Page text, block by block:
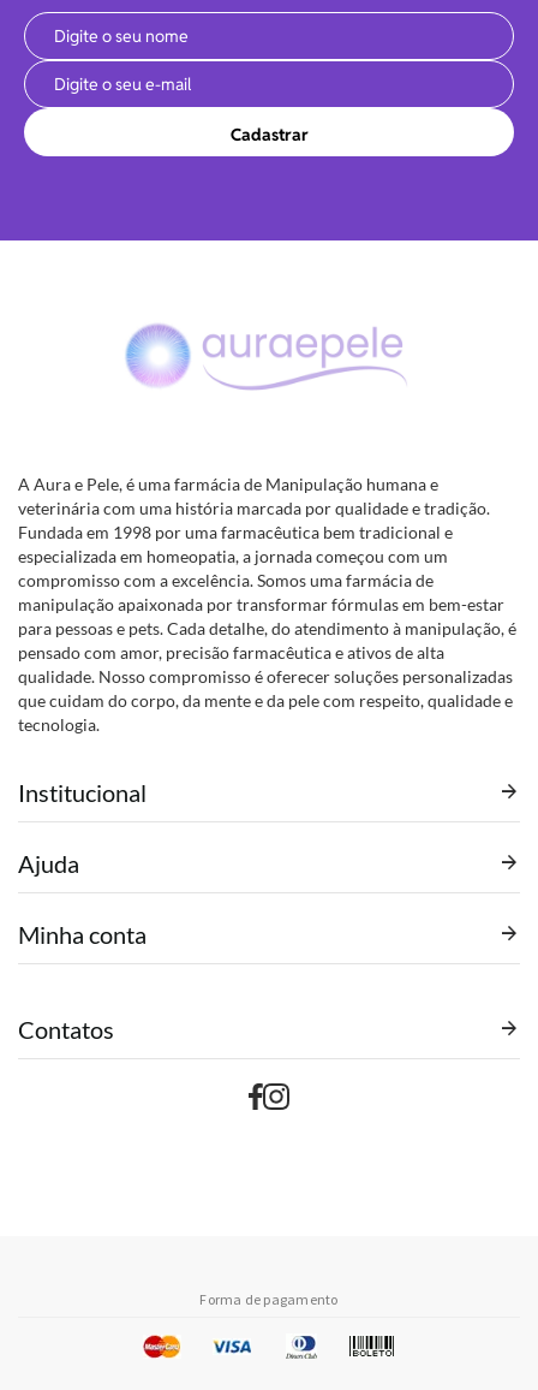
Cadastrar
A Aura e Pele, é uma farmácia de Manipulação humana e
veterinária com uma história marcada por qualidade e tradição.
Fundada em 1998 por uma farmacêutica bem tradicional e
especializada em homeopatia, a jornada começou com um
compromisso com a excelência. Somos uma farmácia de
manipulação apaixonada por transformar fórmulas em bem-estar
para pessoas e pets. Cada detalhe, do atendimento à manipulação, é
pensado com amor, precisão farmacêutica e ativos de alta
qualidade. Nosso compromisso é oferecer soluções personalizadas
que cuidam do corpo, da mente e da pele com respeito, qualidade e
tecnologia.
Institucional
Ajuda
Minha conta
Contatos
Forma de pagamento